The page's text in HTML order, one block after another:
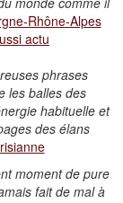
Rhône-Alpes
actu
phrases
les balles des
habituelle et
des élans
moment de pure
fait de mal à